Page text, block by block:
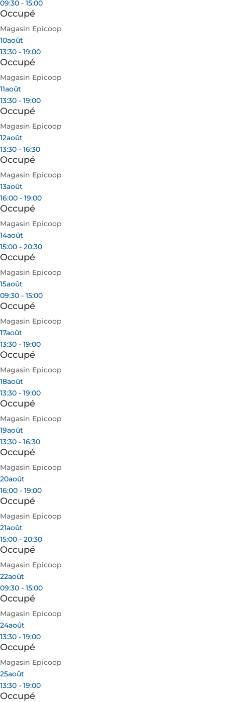
09:30 - 15:00
Occupé
Magasin Epicoop
10août
13:30 - 19:00
Occupé
Magasin Epicoop
11août
13:30 - 19:00
Occupé
Magasin Epicoop
12août
13:30 - 16:30
Occupé
Magasin Epicoop
13août
16:00 - 19:00
Occupé
Magasin Epicoop
14août
15:00 - 20:30
Occupé
Magasin Epicoop
15août
09:30 - 15:00
Occupé
Magasin Epicoop
17août
13:30 - 19:00
Occupé
Magasin Epicoop
18août
13:30 - 19:00
Occupé
Magasin Epicoop
19août
13:30 - 16:30
Occupé
Magasin Epicoop
20août
16:00 - 19:00
Occupé
Magasin Epicoop
21août
15:00 - 20:30
Occupé
Magasin Epicoop
22août
09:30 - 15:00
Occupé
Magasin Epicoop
24août
13:30 - 19:00
Occupé
Magasin Epicoop
25août
13:30 - 19:00
Occupé